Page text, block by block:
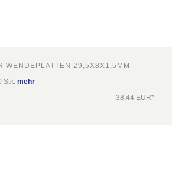
WENDEPLATTEN 29,5X8X1,5MM
Stk. mehr
38,44 EUR*